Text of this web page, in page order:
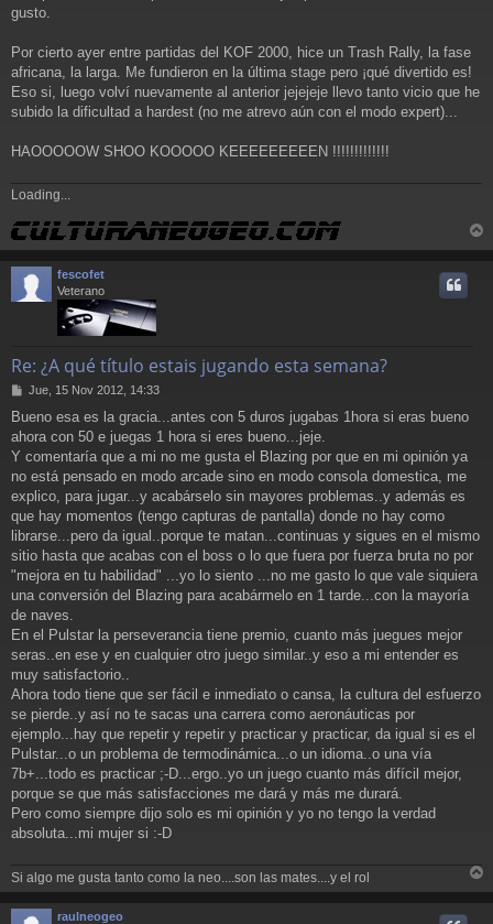
gusto.
Por cierto ayer entre partidas del KOF 2000, hice un Trash Rally, la fase
africana, la larga. Me fundieron en la última stage pero ¡qué divertido es!
Eso si, luego volví nuevamente al anterior jejejeje llevo tanto vicio que he
subido la dificultad a hardest (no me atrevo aún con el modo expert)...
HAOOOOOW SHOO KOOOOO KEEEEEEEEEN !!!!!!!!!!!!!
Loading...
r
fescofet
Veterano
Re: ¿A qué título estais jugando esta semana?
M
n
s
a
j
Jue, 15 Nov 2012, 14:33
Bueno esa es la gracia...antes con 5 duros jugabas 1hora si eras bueno
ahora con 50 e juegas 1 hora si eres bueno...jeje.
Y comentaría que a mi no me gusta el Blazing por que en mi opinión ya
no está pensado en modo arcade sino en modo consola domestica, me
explico, para jugar...y acabárselo sin mayores problemas..y además es
que hay momentos (tengo capturas de pantalla) donde no hay como
librarse...pero da igual..porque te matan...continuas y sigues en el mismo
sitio hasta que acabas con el boss o lo que fuera por fuerza bruta no por
"mejora en tu habilidad" ...yo lo siento ...no me gasto lo que vale siquiera
una conversión del Blazing para acabármelo en 1 tarde...con la mayoría
de naves.
En el Pulstar la perseverancia tiene premio, cuanto más juegues mejor
seras..en ese y en cualquier otro juego similar..y eso a mi entender es
muy satisfactorio..
Ahora todo tiene que ser fácil e inmediato o cansa, la cultura del esfuerzo
se pierde..y así no te sacas una carrera como aeronáuticas por
ejemplo...hay que repetir y repetir y practicar y practicar, da igual si es el
Pulstar...o un problema de termodinámica...o un idioma..o una vía
7b+...todo es practicar ;-D...ergo..yo un juego cuanto más difícil mejor,
porque se que más satisfacciones me dará y más me durará.
Pero como siempre dijo solo es mi opinión y yo no tengo la verdad
absoluta...mi mujer si :-D
Si algo me gusta tanto como la neo....son las mates....y el rol
r
raulneogeo